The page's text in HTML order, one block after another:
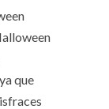
que